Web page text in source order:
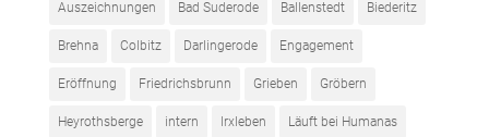
Auszeichnungen Bad Suderode Ballenstedt Biederitz
Brehna Colbitz Darlingerode Engagement
Eröffnung Friedrichsbrunn Grieben Gröbern
Heyrothsberge intern Irxleben Läuft bei Humanas